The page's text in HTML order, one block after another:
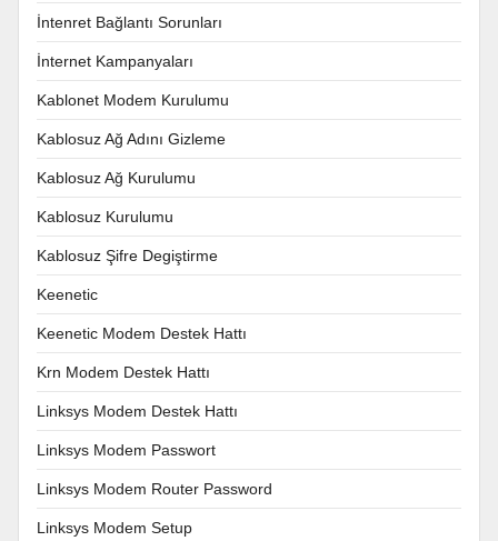
İntenret Bağlantı Sorunları
İnternet Kampanyaları
Kablonet Modem Kurulumu
Kablosuz Ağ Adını Gizleme
Kablosuz Ağ Kurulumu
Kablosuz Kurulumu
Kablosuz Şifre Degiştirme
Keenetic
Keenetic Modem Destek Hattı
Krn Modem Destek Hattı
Linksys Modem Destek Hattı
Linksys Modem Passwort
Linksys Modem Router Password
Linksys Modem Setup